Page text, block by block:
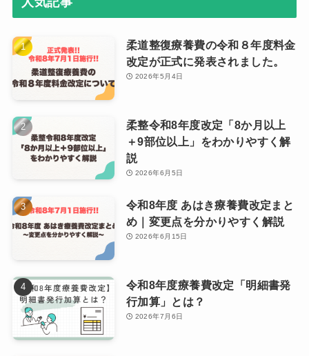
柔道整復療養費の令和８年度料金
改定が正式に発表されました。
2026年5月4日
柔整令和8年度改定「8か月以上
＋9部位以上」をわかりやすく解
説
2026年6月5日
令和8年度 あはき療養費改定まと
め｜変更点を分かりやすく解説
2026年6月15日
令和8年度療養費改定「明細書発
行加算」とは？
2026年7月6日